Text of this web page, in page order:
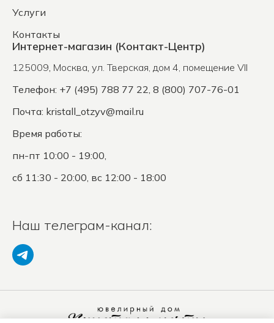
Услуги
Контакты
Интернет-магазин (Контакт-Центр)
125009, Москва, ул. Тверская, дом 4, помещение VII
Телефон: +7 (495) 788 77 22, 8 (800) 707-76-01
Почта: kristall_otzyv@mail.ru
Время работы:
пн-пт 10:00 - 19:00,
сб 11:30 - 20:00, вс 12:00 - 18:00
Наш телеграм-канал: